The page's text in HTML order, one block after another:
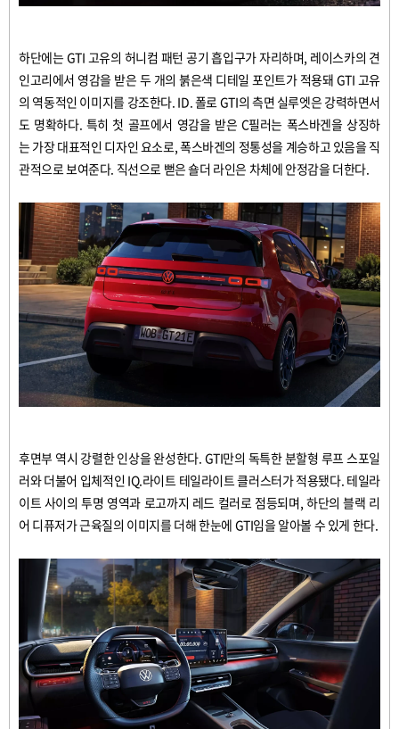
하단에는 GTI 고유의 허니컴 패턴 공기 흡입구가자리하며, 레이스카의 견
인고리에서 영감을 받은 두 개의 붉은색 디테일 포인트가 적용돼 GTI 고유
의 역동적인 이미지를 강조한다. ID.폴로GTI의 측면 실루엣은 강력하면서
도 명확하다. 특히 첫 골프에서 영감을 받은 C필러는 폭스바겐을 상징하
는 가장대표적인 디자인 요소로,폭스바겐의 정통성을 계승하고있음을 직
관적으로보여준다. 직선으로 뻗은숄더 라인은 차체에 안정감을 더한다.
후면부 역시 강렬한인상을완성한다. GTI만의 독특한분할형 루프 스포일
러와더불어 입체적인 IQ. 라이트 테일라이트 클러스터가적용됐다. 테일라
이트 사이의 투명 영역과 로고까지 레드 컬러로 점등되며 하단의 블랙 리
어 디퓨저가근육질의 이미지를 더해한눈에 GTI임을 알아볼 수있게 한다.